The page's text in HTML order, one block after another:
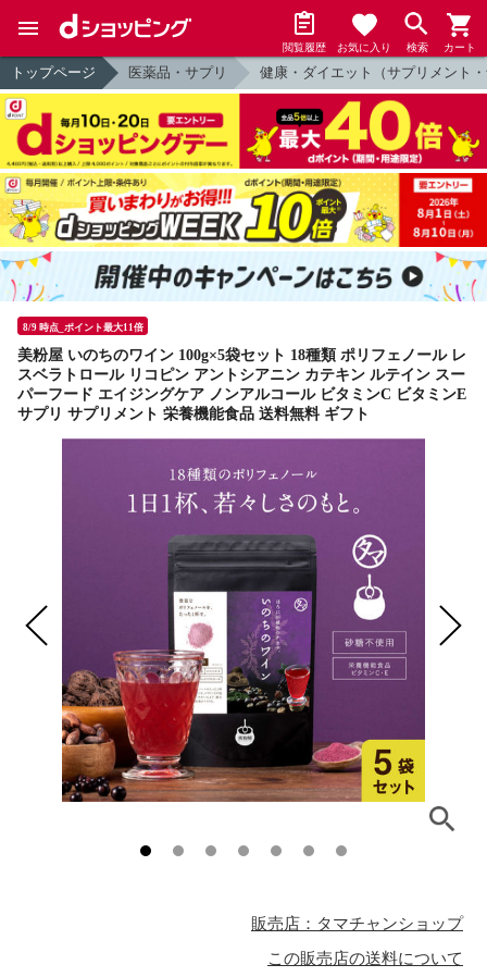
閲覧履歴 お気に入り 検索 カート
トップページ 医薬品・サプリ 健康・ダイエット（サプリメント
8/9 時点_ポイント最大11倍
美粉屋 いのちのワイン 100g×5袋セット 18種類 ポリフェノール レ
スベラトロール リコピン アントシアニン カテキン ルテイン スー
パーフード エイジングケア ノンアルコール ビタミンC ビタミンE
サプリ サプリメント 栄養機能食品 送料無料 ギフト
販売店：タマチャンショップ
この販売店の送料について